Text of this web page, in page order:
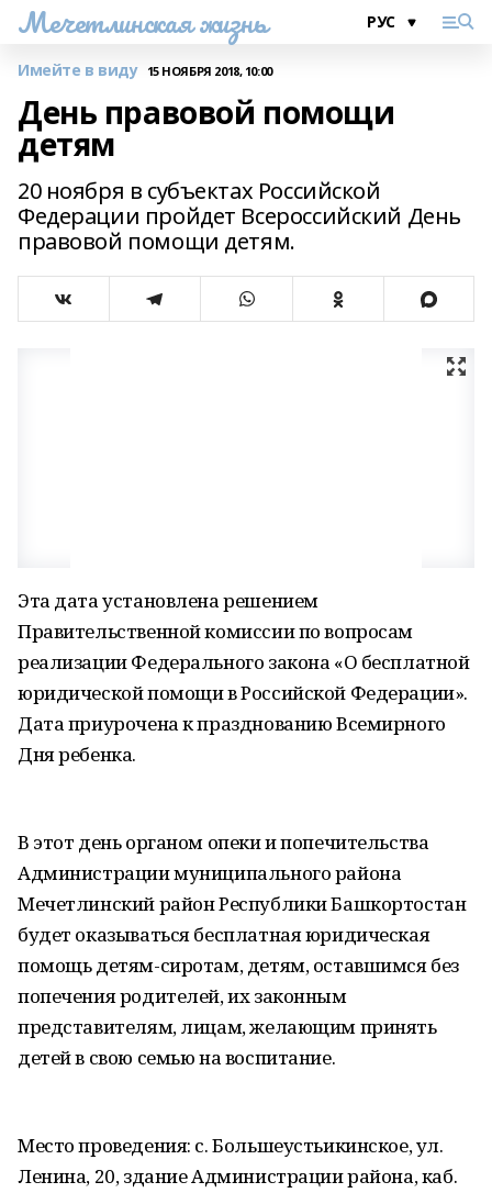
Мечетлинская жизнь
Имейте в виду 15 НОЯБРЯ 2018, 10:00
День правовой помощи
детям
20 ноября в субъектах Российской
Федерации пройдет Всероссийский День
правовой помощи детям.
Эта дата установлена решением
Правительственной комиссии по вопросам
реализации Федерального закона «О бесплатной
юридической помощи в Российской Федерации».
Дата приурочена к празднованию Всемирного
Дня ребенка.
В этот день органом опеки и попечительства
Администрации муниципального района
Мечетлинский район Республики Башкортостан
будет оказываться бесплатная юридическая
помощь детям-сиротам, детям, оставшимся без
попечения родителей, их законным
представителям, лицам, желающим принять
детей в свою семью на воспитание.
Место проведения: с. Большеустьикинское, ул.
Ленина, 20, здание Администрации района, каб.